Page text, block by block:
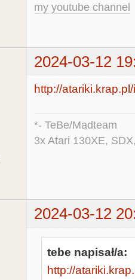
my youtube channel
2024-03-12
http://
*- TeBe/Madteam
3x Atari 130XE,
2024-03-12
tebe napisał/a:
http://